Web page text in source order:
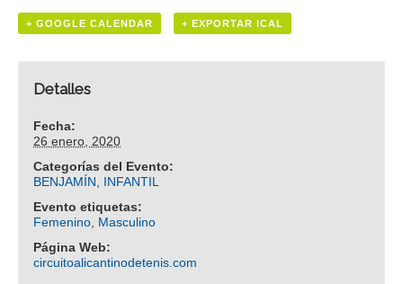
+ GOOGLE CALENDAR + EXPORTAR ICAL
Detalles
Fecha:
26 enero, 2020
Categorías del Evento:
BENJAMÍN, INFANTIL
Evento etiquetas:
Femenino, Masculino
Página Web:
circuitoalicantinodetenis.com